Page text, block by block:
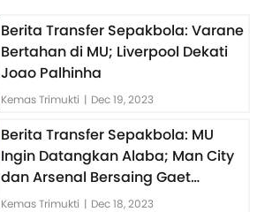
Berita Transfer Sepakbola: Varane
Bertahan di MU; Liverpool Dekati
Joao Palhinha
Kemas Trimukti | Dec 19, 2023
Berita Transfer Sepakbola: MU
Ingin Datangkan Alaba; Man City
dan Arsenal Bersaing Gaet
Douglas Luiz
Kemas Trimukti | Dec 18, 2023